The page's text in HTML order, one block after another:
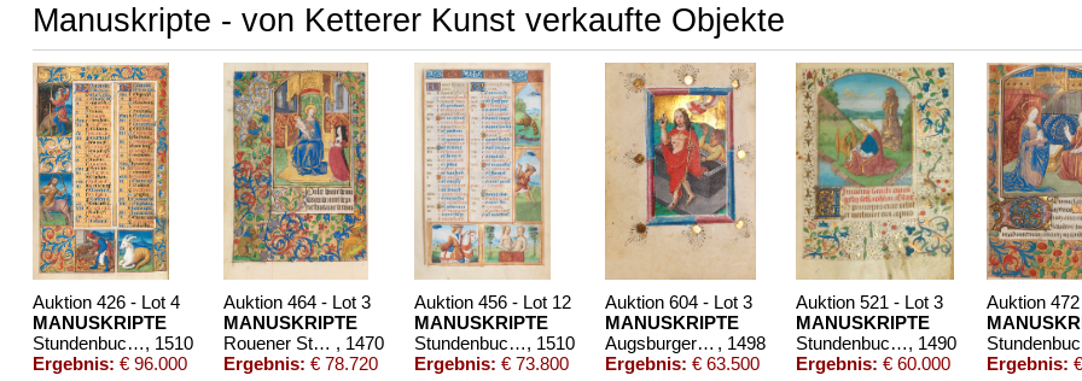
Manuskripte - von Ketterer Kunst verkaufte Objekte
Auktion 426 - Lot 4
MANUSKRIPTE
Stundenbuch um 1500. Manuskript auf Pergament., 1510
Ergebnis: € 96.000
Auktion 464 - Lot 3
MANUSKRIPTE
Rouener Stundenbuch , 1470
Ergebnis: € 78.720
Auktion 456 - Lot 12
MANUSKRIPTE
Stundenbuch. Paris, um 1510., 1510
Ergebnis: € 73.800
Auktion 604 - Lot 3
MANUSKRIPTE
Augsburger Gebetbuch. Deutsche Handschrift auf Pergament , 1498
Ergebnis: € 63.500
Auktion 521 - Lot 3
MANUSKRIPTE
Stundenbuch nach Gebrauch von Langres. Um 1490, 1490
Ergebnis: € 60.000
Auktion
Ergebnis: